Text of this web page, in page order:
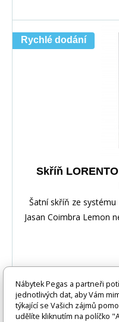
Rychlé dodání
Skříň
Šatní skříň ze
Jasan Coimbra Lemon
-17%2 152 Kč
1 787 Kč
Nábytek Pegas a partneři
jednotlivých dat, aby Vám
týkající se Vašich zájmů
udělíte kliknutím na políčko